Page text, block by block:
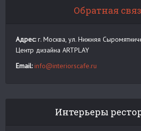
Обратная
Адрес:г. Москва, ул. Нижняя
Центр дизайна ARTPLAY
Email: info@interiorscafe.ru
Интерьеры